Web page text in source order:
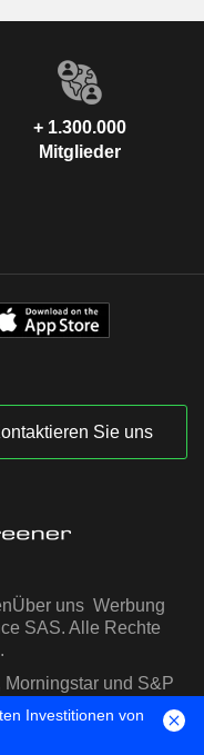
+ 1.300.000
Mitglieder
Sie uns
Über uns Werbung
SAS. Alle Rechte
und S&P
gestellt
Investitionen von